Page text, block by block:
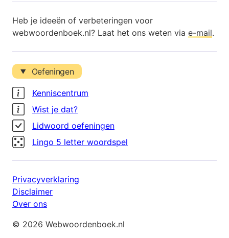
Heb je ideeën of verbeteringen voor
webwoordenboek.nl? Laat het ons weten via e-mail.
Oefeningen
Kenniscentrum
Wist je dat?
Lidwoord oefeningen
Lingo 5 letter woordspel
Privacyverklaring
Disclaimer
Over ons
© 2026 Webwoordenboek.nl